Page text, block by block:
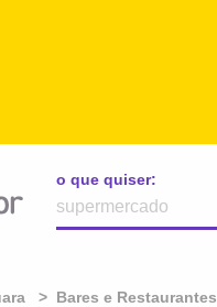
o que quiser:
Bares e Restaurantes